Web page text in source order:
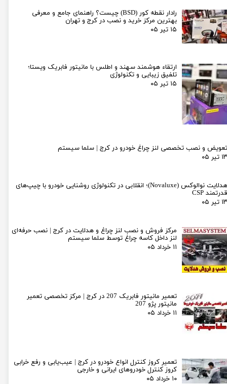
رادار نقطه کور (BSD) چیست؟ راهنمای جامع و معرفی
بهترین مرکز خرید و نصب در کرج و تهران
۱۵ تیر ۰۵
ارتقاء هوشمند سهند و اطلس با مانیتور فابریک ویستا؛
تلفیق زیبایی و تکنولوژی
۱۵ تیر ۰۵
تعویض و نصب تخصصی لنز چراغ خودرو در کرج | سلما سیستم
۱۳ تیر ۰۵
هدلایت نوالوکس (Novaluxe)؛ انقلابی در تکنولوژی روشنایی خودرو با چیپ‌های
قدرتمند CSP
۱۳ تیر ۰۵
مرکز فروش و نصب لنز چراغ و هدلایت در کرج | نصب حرفه‌ای
لنز داخل کاسه چراغ توسط سلما سیستم
۱۱ خرداد ۰۵
تعمیر مانیتور فابریک 207 در کرج | مرکز تخصصی تعمیر
مانیتور پژو 207
۱۱ خرداد ۰۵
تعمیر کروز کنترل انواع خودرو در کرج | عیب‌یابی و رفع خرابی
کروز کنترل خودروهای ایرانی و خارجی
۱۰ خرداد ۰۵